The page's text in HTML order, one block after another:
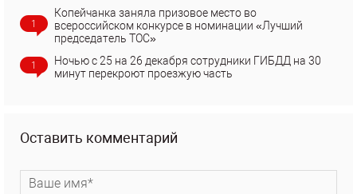
1
Копейчанка заняла призовое место во
всероссийском конкурсе в номинации «Лучший
председатель ТОС»
1
Ночью с 25 на 26 декабря сотрудники ГИБДД на 30
минут перекроют проезжую часть
Оставить комментарий